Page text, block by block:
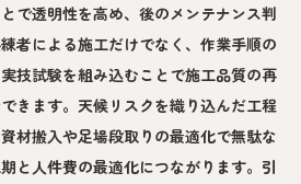
で透明性を高め、後のメンテナンス判
者による施工だけでなく、作業手順の
技試験を組み込むことで施工品質の再
きます。天候リスクを織り込んだ工程
材搬入や足場段取りの最適化で無駄な
と人件費の最適化につながります。引